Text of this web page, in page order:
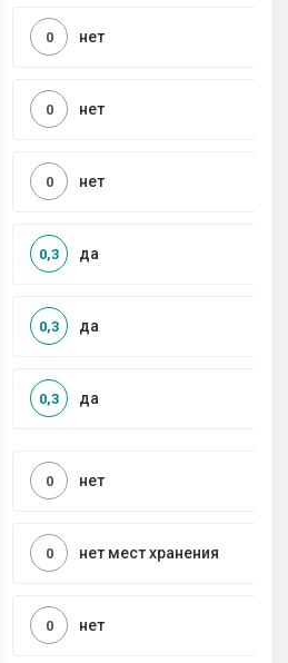
нет
0
нет
0
нет
0
да
0,3
да
0,3
да
0,3
нет
0
нет мест хранения
0
нет
0